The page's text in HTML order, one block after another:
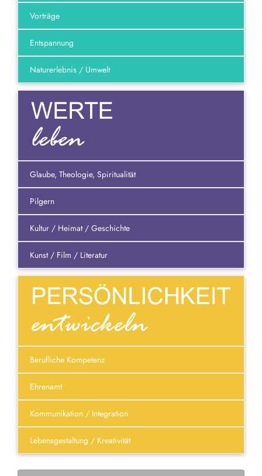
Vorträge
Entspannung
Naturerlebnis / Umwelt
Glaube, Theologie, Spiritualität
Pilgern
Kultur / Heimat / Geschichte
Kunst / Film / Literatur
Berufliche Kompetenz
Ehrenamt
Kommunikation / Integration
Lebensgestaltung / Kreativität